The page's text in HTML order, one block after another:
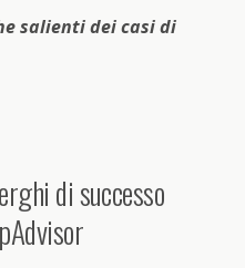
salienti dei casi di
di successo